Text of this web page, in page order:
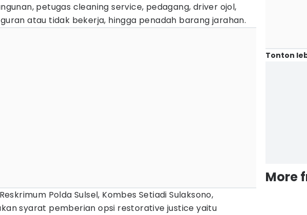
petugas cleaning service, pedagang, driver ojol,
atau tidak bekerja, hingga penadah barang jarahan.
Polda Sulsel, Kombes Setiadi Sulaksono,
syarat pemberian opsi restorative justice yaitu
Tonton
More